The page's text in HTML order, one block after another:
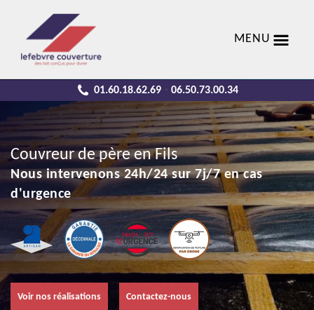
MENU
01.60.18.62.69 - 06.50.73.00.34
Couvreur de père en Fils
Nous intervenons 24h/24 sur 7j/7 en cas
d'urgence
Voir nos réalisations Contactez-nous